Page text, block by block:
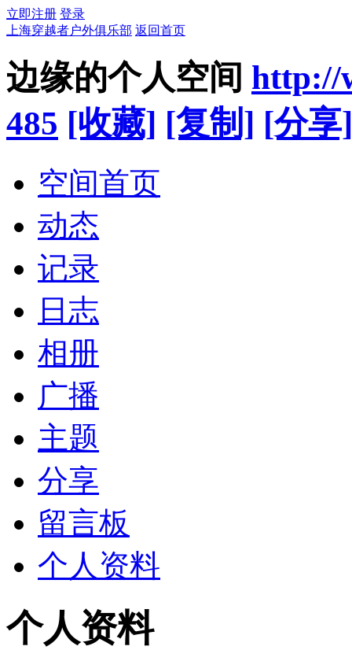
立即注册 登录
上海穿越者户外俱乐部 返回首页
边缘的个人空间 http://
485 [收藏] [复制] [分享]
空间首页
动态
记录
日志
相册
广播
主题
分享
留言板
个人资料
个人资料